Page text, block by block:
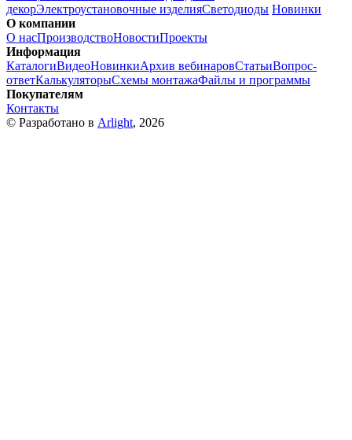
декорЭлектроустановочные изделияСветодиоды Новинки
О компании
О насПроизводствоНовостиПроекты
Информация
КаталогиВидеоНовинкиАрхив вебинаровСтатьиВопрос-
ответКалькуляторыСхемы монтажаФайлы и программы
Покупателям
Контакты
© Разработано в Arlight, 2026